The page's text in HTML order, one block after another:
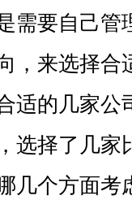
需要自己管
，来选择合
适的几家公
选择了几家
几个方面考